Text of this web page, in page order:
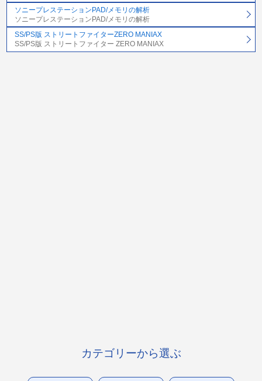
ソニープレステーションPAD/メモリの解析
ソニープレステーションPAD/メモリの解析
SS/PS版 ストリートファイターZERO MANIAX
SS/PS版 ストリートファイター ZERO MANIAX
カテゴリーから選ぶ